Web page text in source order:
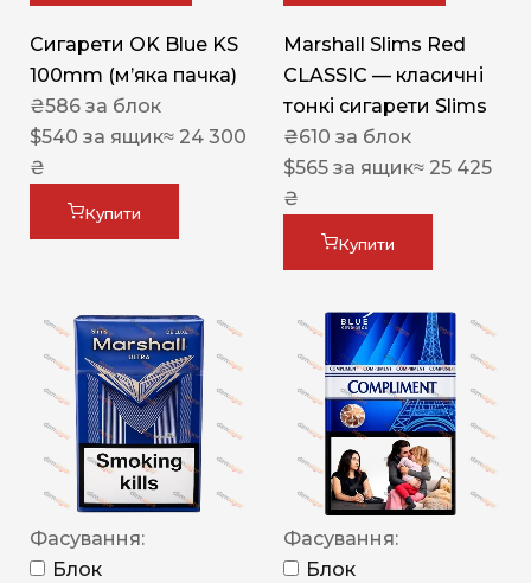
Сигарети OK Blue KS
100mm (м’яка пачка)
₴586 за блок
$540 за ящик≈ 24 300
₴
Купити
Marshall Slims Red
CLASSIC — класичні
тонкі сигарети Slims
₴610 за блок
$565 за ящик≈ 25 425
₴
Купити
Фасування:
Блок
Фасування:
Блок